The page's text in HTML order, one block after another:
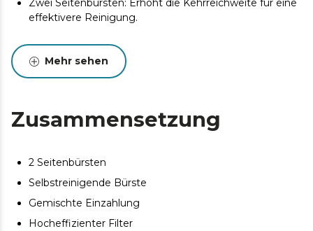
Zwei Seitenbürsten: Erhöht die Kehrreichweite für eine
effektivere Reinigung.
ForceClean 1700 Pa: maximiert seine große Saugkraft.
Mehr sehen
Zusammensetzung
2 Seitenbürsten
Selbstreinigende Bürste
Gemischte Einzahlung
Hocheffizienter Filter